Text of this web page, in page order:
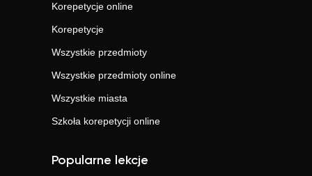
Korepetycje online
Korepetycje
Wszystkie przedmioty
Wszystkie przedmioty online
Wszystkie miasta
Szkoła korepetycji online
Popularne lekcje